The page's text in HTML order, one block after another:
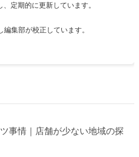
定期的に更新しています。
集部が校正しています。
事情｜店舗が少ない地域の探